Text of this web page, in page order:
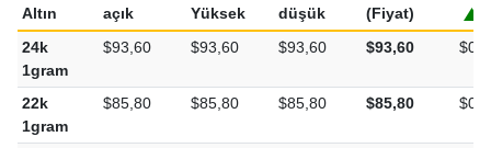
Altın açık Yüksek düşük
(Fiyat)
24k
1gram
$93,60 $93,60 $93,60 $93,60
22k
1gram
$85,80 $85,80 $85,80 $85,80